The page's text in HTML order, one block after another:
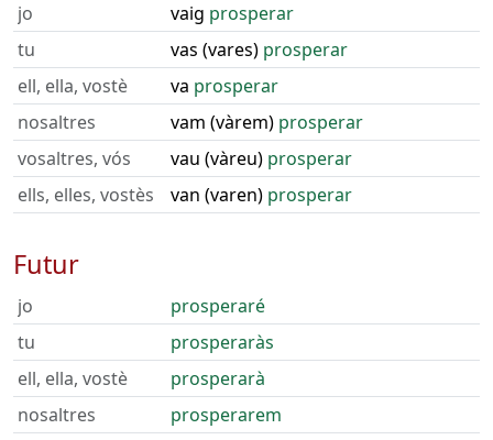
jo vaig prosperar
tu
vas (vares) prosperar
ell, ella, vostè
va prosperar
nosaltres
vam (vàrem) prosperar
vosaltres, vós
vau (vàreu) prosperar
ells, elles, vostès
van (varen) prosperar
Futur
jo
prosperaré
tu
prosperaràs
ell, ella, vostè
prosperarà
nosaltres
prosperarem